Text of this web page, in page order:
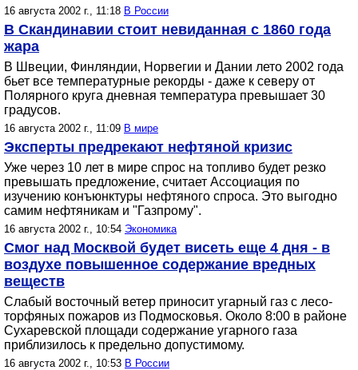
16 августа 2002 г., 11:18 В России
В Скандинавии стоит невиданная с 1860 года
жара
В Швеции, Финляндии, Норвегии и Дании лето 2002 года
бьет все температурные рекорды - даже к северу от
Полярного круга дневная температура превышает 30
градусов.
16 августа 2002 г., 11:09 В мире
Эксперты предрекают нефтяной кризис
Уже через 10 лет в мире спрос на топливо будет резко
превышать предложение, считает Ассоциация по
изучению конъюнктуры нефтяного спроса. Это выгодно
самим нефтяникам и "Газпрому".
16 августа 2002 г., 10:54 Экономика
Смог над Москвой будет висеть еще 4 дня - в
воздухе повышенное содержание вредных
веществ
Слабый восточный ветер приносит угарный газ с лесо-
торфяных пожаров из Подмосковья. Около 8:00 в районе
Сухаревской площади содержание угарного газа
приблизилось к предельно допустимому.
16 августа 2002 г., 10:53 В России